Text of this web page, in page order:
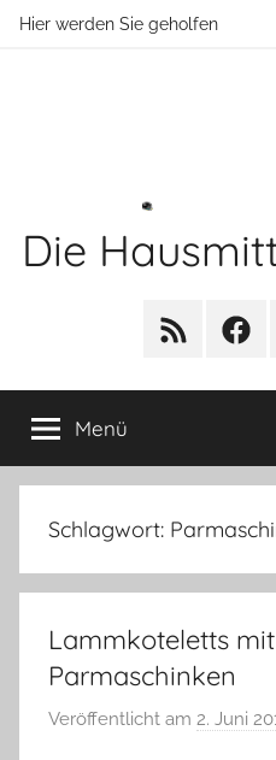
ZumHier werden Sie geholfen
Die
RSS
Menü
Schlagwort:
Lammkoteletts
Parmaschinken
Veröffentlicht am 2. Juni